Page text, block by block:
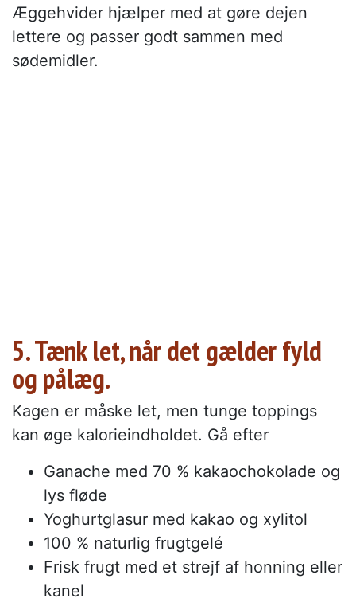
Æggehvider hjælper med at gøre dejen
lettere og passer godt sammen med
sødemidler.
5. Tænk let, når det gælder fyld
og pålæg.
Kagen er måske let, men tunge toppings
kan øge kalorieindholdet. Gå efter
Ganache med 70 % kakaochokolade og
lys fløde
Yoghurtglasur med kakao og xylitol
100 % naturlig frugtgelé
Frisk frugt med et strejf af honning eller
kanel